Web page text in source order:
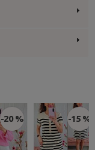
-20 % -15 %